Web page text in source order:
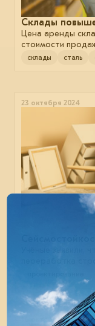
Склады
Цена аренды
стоимости
склады сталь
23 октября 2024
Учёные заявили,
переработка
16 октября 2024